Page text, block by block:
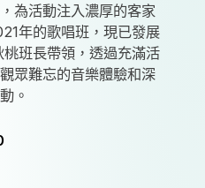
為活動注入濃厚的客家
年的歌唱班，現已發展
班長帶領，透過充滿活
眾難忘的音樂體驗和深
。